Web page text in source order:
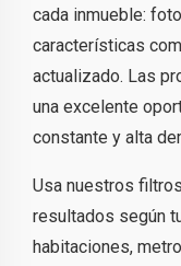
cada inmueble:
características
actualizado. Las
una excelente
constante y alta
Usa nuestros
resultados según
habitaciones,